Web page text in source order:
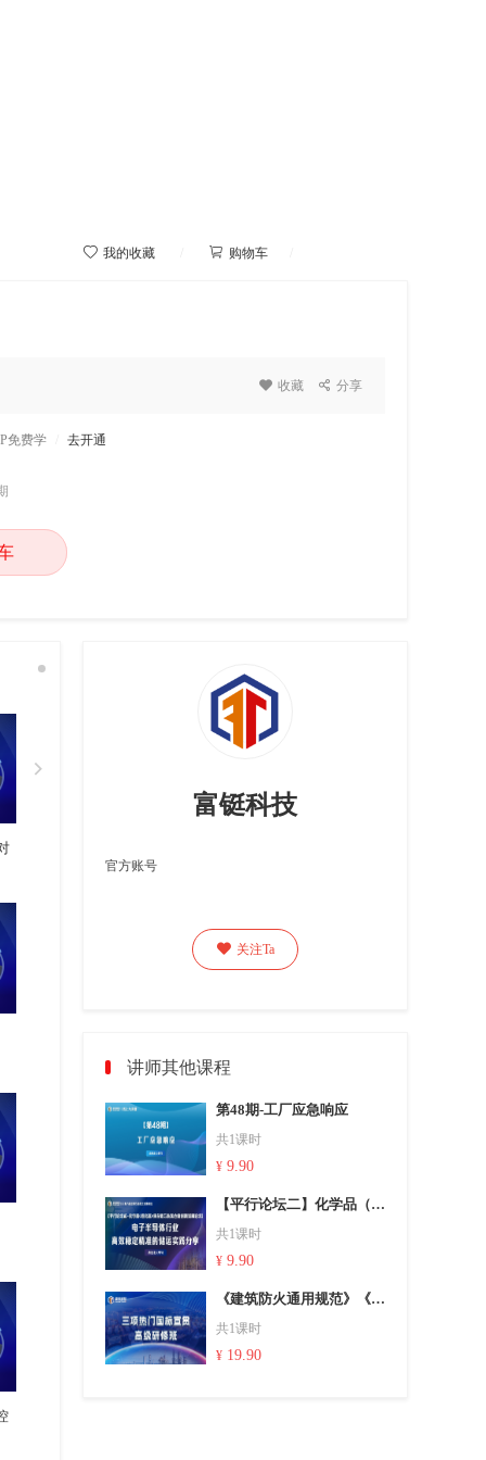
 我的收藏  购物车
 收藏  分享
免费学 去开通

富铤科技
官方账号
 关注Ta
讲师其他课程
第48期-工厂应急响应
共1课时
¥ 9.90
【平行论坛二】化学品（危化品）供应链与物流仓储创新发展论坛——电子半导体行业高效稳定精准的储运实践分享 瑞能半导体科技股份有限公司 王冠
共1课时
¥ 9.90
《建筑防火通用规范》《精细化工企业工程设计防火标准》、《石油化工企业设计防火标准》3项热门国标宣贯高级研修班（下）
共1课时
¥ 19.90